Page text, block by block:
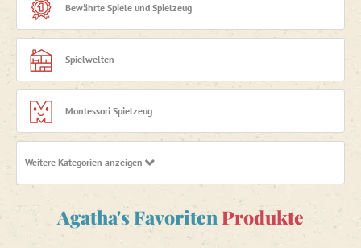
Bewährte Spiele und Spielzeug
Spielwelten
Montessori Spielzeug
Gesellschaftsspiele
Holzspielzeug
Weitere Kategorien anzeigen
Agatha's Favoriten Produkte